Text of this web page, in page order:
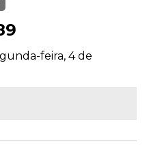
feira, 4 de